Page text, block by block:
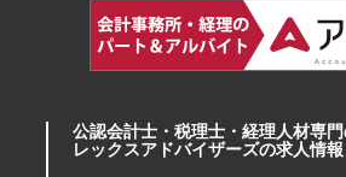
公認会計士・税理士・経理人材専
レックスアドバイザーズの求人情報